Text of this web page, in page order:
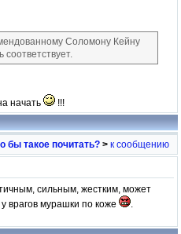
Соломону Кейну
начать !!!
бы такое почитать? > к сообщению
сильным, жестким, может
врагов мурашки по коже
.